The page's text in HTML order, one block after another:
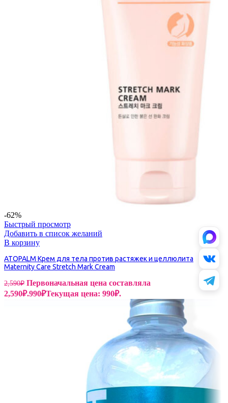
-62%
Быстрый просмотр
Добавить в список желаний
В корзину
ATOPALM Крем для тела против растяжек и целлюлита
Maternity Care Stretch Mark Cream
2,590₽ Первоначальная цена составляла
2,590₽.990₽Текущая цена: 990₽.